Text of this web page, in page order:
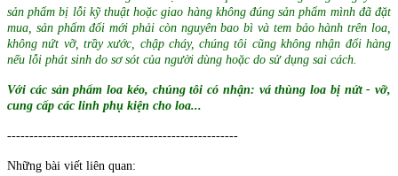
sản phẩm bị lỗi kỹ thuật hoặc giao hàng không đúng sản phẩm mình đã đặt
mua, sản phẩm đổi mới phải còn nguyên bao bì và tem bảo hành trên loa,
không nứt vỡ, trầy xước, chập cháy, chúng tôi cũng không nhận đổi hàng
nếu lỗi phát sinh do sơ sót của người dùng hoặc do sử dụng sai cách.
Với các sản phẩm loa kéo, chúng tôi có nhận: vá thùng loa bị nứt - vỡ,
cung cấp các linh phụ kiện cho loa...
----------------------------------------------------
Những bài viết liên quan: